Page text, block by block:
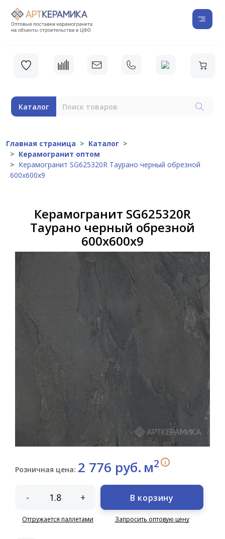
Каталог
Главная страница
Каталог
Керамогранит оптом
Керамогранит SG625320R Таурано черный обрезной
600х600х9
Керамогранит SG625320R
Таурано черный обрезной
600х600х9
Розничная цена: 2 776 руб. м2 i
- +
Отгружается паллетами
В корзину
Запросить оптовую цену